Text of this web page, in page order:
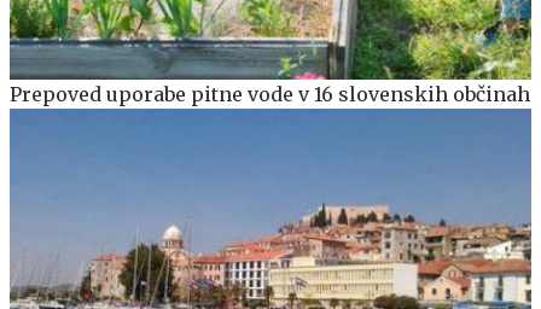
Prepoved uporabe pitne vode v 16 slovenskih občinah